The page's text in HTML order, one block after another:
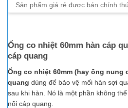
Sản phẩm giá rẻ được bán chính
Ống co nhiệt 60mm hàn cáp
cáp quang
Ống co nhiệt 60mm (hay ống nung
quang dùng để bảo vệ mối hàn sợi
sau khi hàn. Nó là một phần không
nối cáp quang.